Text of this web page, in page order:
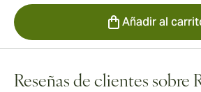
Añadir al
Reseñas de clientes sobre